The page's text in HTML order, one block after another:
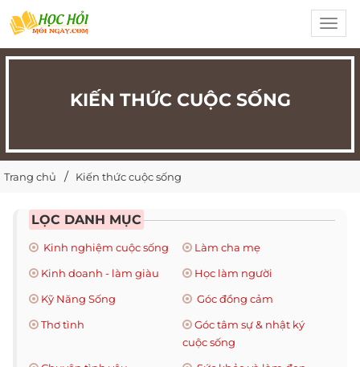
KIẾN THỨC CUỘC SỐNG
Trang chủ Kiến thức cuộc sống
LỌC DANH MỤC
Kinh nghiệm cuộc sống
Làm cha mẹ
Kinh doanh - làm giàu
Học làm người
Kỹ Năng Sống
Góc đồng cảm
Thơ tình
Góc tâm sự & nhật ký
cuộc sống